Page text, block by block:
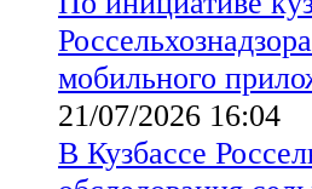
мобильного
21/07/2026 16:04
В Кузбассе